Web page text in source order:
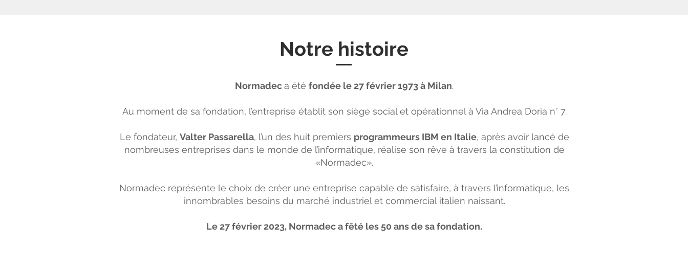
Notre histoire
Normadeca été fondée le 27 février 1973 à Milan.
Au moment de sa fondation, l’entreprise établit son siège social et opérationnel à Via Andrea Doria n° 7.
Le fondateur, Valter Passarella, l’un des huit premiers programmeurs IBM en Italie, après avoir lancé de
nombreuses entreprises dans le monde de l’informatique, réalise son rêve à travers la constitution de
«Normadec».
Normadec représente le choix de créer une entreprise capable de satisfaire, à travers l’informatique, les
innombrables besoins du marché industriel et commercial italien naissant.
Le 27 février 2023, Normadec a fêté les 50 ans de sa fondation.